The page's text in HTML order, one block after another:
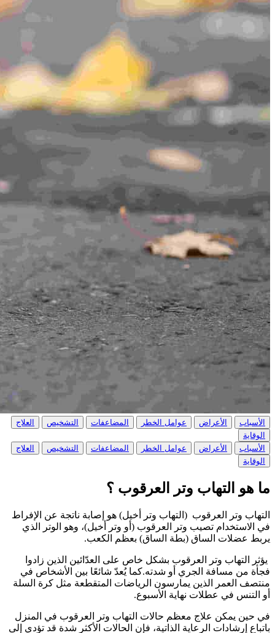
الأسباب الأعراض عوامل الخطر المضاعفات التشخيص
العلاج
الوقاية
الأسباب
الأعراض عوامل الخطر المضاعفات التشخيص
العلاج
الوقاية
ما هو التهاب وتر العرقوب ؟
التهاب وتر العرقوب (التهاب وتر أخيل) هو إصابة ناتجة عن الإفراط
في الاستخدام تصيب وتر العرقوب (أو وتر أخيل)، وهو الوتر الذي
يربط عضلات الساق (بطة الساق) بعظم الكعب.
يؤثر التهاب وتر العرقوب بشكل خاص على العدّائين الذين زادوا
فجأة من مسافة الجري أو شدته.كما يُعدّ شائعًا بين الأشخاص في
منتصف العمر الذين يمارسون الرياضات المتقطعة مثل كرة السلة
أو التنس في عطلات نهاية الأسبوع.
في حين يمكن علاج معظم حالات التهاب وتر العرقوب في المنزل
باتباع إرشادات الرعاية الذاتية، فإن الحالات الأكثر شدة قد تؤدي إلى